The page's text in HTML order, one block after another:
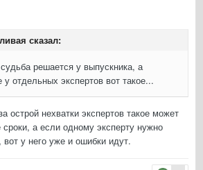
сказал:
решается у выпускника, а
у отдельных экспертов вот такое...
острой нехватки экспертов такое может
а если одному эксперту нужно
вот у него уже и ошибки идут.